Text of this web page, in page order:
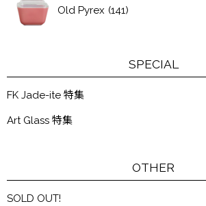
Old Pyrex (141)
SPECIAL
FK Jade-ite 特集
Art Glass 特集
OTHER
SOLD OUT!